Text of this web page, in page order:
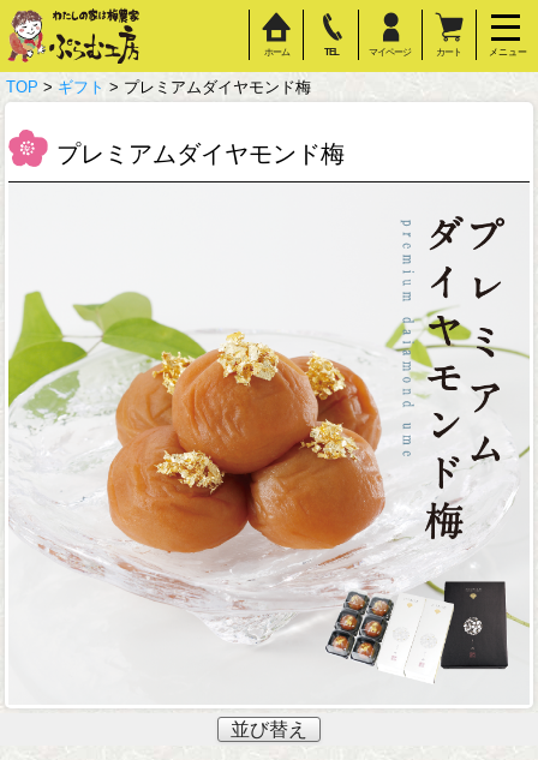
ホーム TEL マイページ カート メニュー
TOP > ギフト > プレミアムダイヤモンド梅
プレミアムダイヤモンド梅
並び替え